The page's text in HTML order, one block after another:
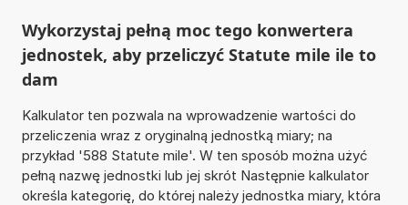
Wykorzystaj pełną moc tego konwertera
jednostek, aby przeliczyć Statute mile ile to
dam
Kalkulator ten pozwala na wprowadzenie wartości do
przeliczenia wraz z oryginalną jednostką miary; na
przykład '588 Statute mile'. W ten sposób można użyć
pełną nazwę jednostki lub jej skrót Następnie kalkulator
określa kategorię, do której należy jednostka miary, która